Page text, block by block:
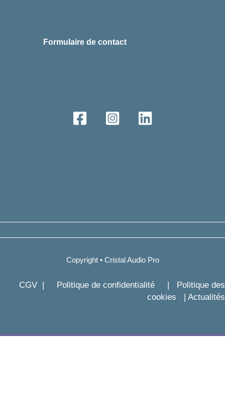
Formulaire de contact
Copyright • Cristal Audio Pro
CGV | Politique de confidentialité | Politique des
cookies | Actualités